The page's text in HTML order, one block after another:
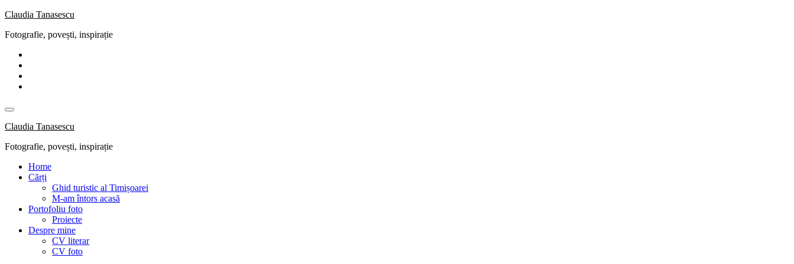
Skip
content
Claudia Tanasescu
Fotografie, povești, inspirație
Claudia Tanasescu
Fotografie, povești, inspirație
Home
Cărți
Ghid turistic al Timișoarei
M-am întors acasă
Portofoliu foto
Proiecte
Despre mine
CV literar
CV foto